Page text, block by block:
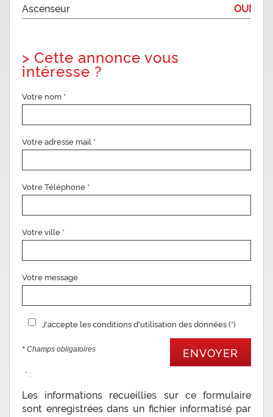
Ascenseur
OUI
> Cette annonce vous
intéresse ?
Votre nom *
Votre adresse mail *
Votre Téléphone *
Votre ville *
Votre message
J'accepte les conditions d'utilisation des données (*)
* Champs obligatoires ENVOYER
* :
Les informations recueillies sur ce formulaire
sont enregistrées dans un fichier informatisé par